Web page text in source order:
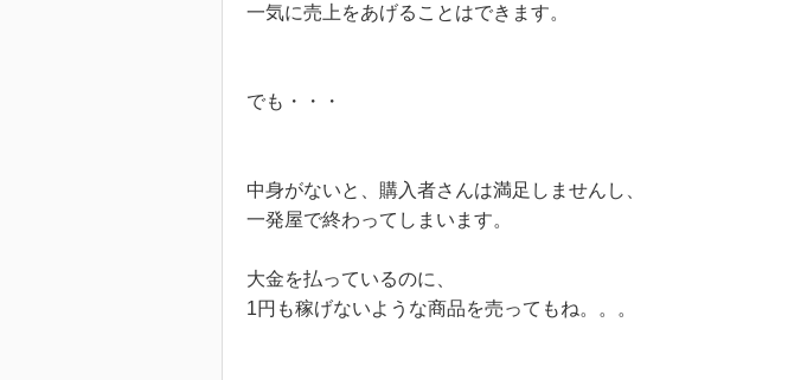
一気に売上をあげることはできます。
でも・・・
中身がないと、購入者さんは満足しませんし、
一発屋で終わってしまいます。
大金を払っているのに、
1円も稼げないような商品を売ってもね。。。